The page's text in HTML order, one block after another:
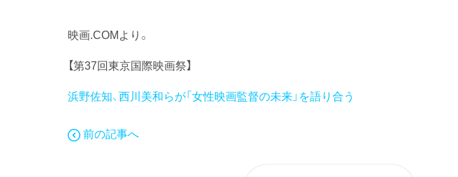
映画.COMより。
【第37回東京国際映画祭】
浜野佐知、西川美和らが「女性映画監督の未来」を語り合う
前の記事へ